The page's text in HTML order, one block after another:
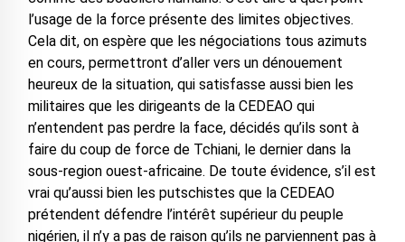
l’usage de la force présente des limites objectives.
Cela dit, on espère que les négociations tous azimuts
en cours, permettront d’aller vers un dénouement
heureux de la situation, qui satisfasse aussi bien les
militaires que les dirigeants de la CEDEAO qui
n’entendent pas perdre la face, décidés qu’ils sont à
faire du coup de force de Tchiani, le dernier dans la
sous-region ouest-africaine. De toute évidence, s’il est
vrai qu’aussi bien les putschistes que la CEDEAO
prétendent défendre l’intérêt supérieur du peuple
nigérien, il n’y a pas de raison qu’ils ne parviennent pas à